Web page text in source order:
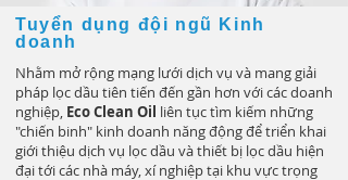
Tuyển dụng đội ngũ Kinh
doanh
Nhằm mở rộng mạng lưới dịch vụ và mang giải
pháp lọc dầu tiên tiến đến gần hơn với các doanh
nghiệp, Eco Clean Oil liên tục tìm kiếm những
"chiến binh" kinh doanh năng động để triển khai
giới thiệu dịch vụ lọc dầu và thiết bị lọc dầu hiện
đại tới các nhà máy, xí nghiệp tại khu vực trọng